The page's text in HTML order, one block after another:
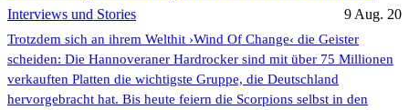
Interviews und Stories 9 Aug. 20
Trotzdem sich an ihrem Welthit ›Wind Of Change‹ die Geister
scheiden: Die Hannoveraner Hardrocker sind mit über 75 Millionen
verkauften Platten die wichtigste Gruppe, die Deutschland
hervorgebracht hat. Bis heute feiern die Scorpions selbst in den